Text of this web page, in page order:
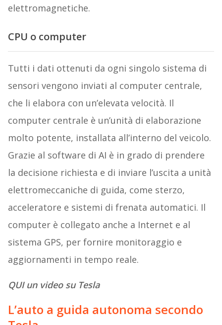
elettromagnetiche.
CPU o computer
Tutti i dati ottenuti da ogni singolo sistema di
sensori vengono inviati al computer centrale,
che li elabora con un’elevata velocità. Il
computer centrale è un’unità di elaborazione
molto potente, installata all’interno del veicolo.
Grazie al software di AI è in grado di prendere
la decisione richiesta e di inviare l’uscita a unità
elettromeccaniche di guida, come sterzo,
acceleratore e sistemi di frenata automatici. Il
computer è collegato anche a Internet e al
sistema GPS, per fornire monitoraggio e
aggiornamenti in tempo reale.
QUI un video su Tesla
L’auto a guida autonoma secondo